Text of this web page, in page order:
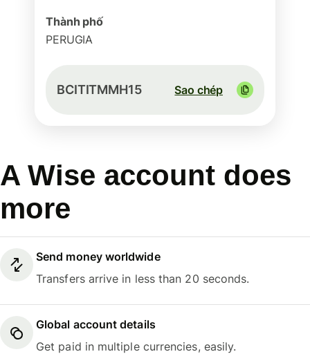
Thành phố
PERUGIA
BCITITMMH15 Sao chép
A Wise account does
more
Send money worldwide
Transfers arrive in less than 20 seconds.
Global account details
Get paid in multiple currencies, easily.